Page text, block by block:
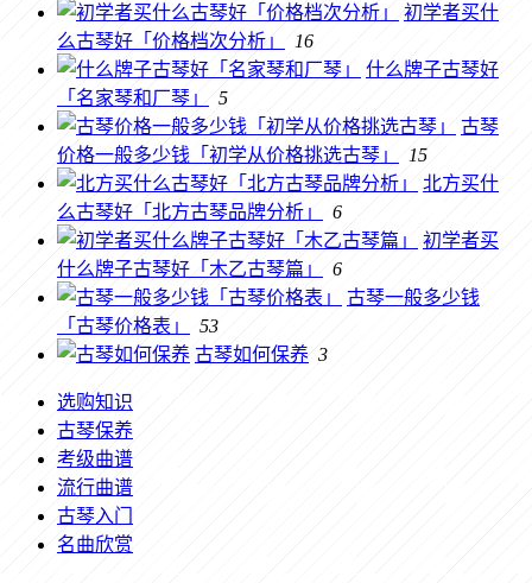
初学者买什
么古琴好「价格档次分析」
16
什么牌子古琴好
「名家琴和厂琴」
5
古琴
价格一般多少钱「初学从价格挑选古琴」
15
北方买什
么古琴好「北方古琴品牌分析」
6
初学者买
什么牌子古琴好「木乙古琴篇」
6
古琴一般多少钱
「古琴价格表」
53
古琴如何保养 3
选购知识
古琴保养
考级曲谱
流行曲谱
古琴入门
名曲欣赏